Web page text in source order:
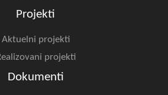
Projekti
Aktuelni projekti
projekti
Dokumenti